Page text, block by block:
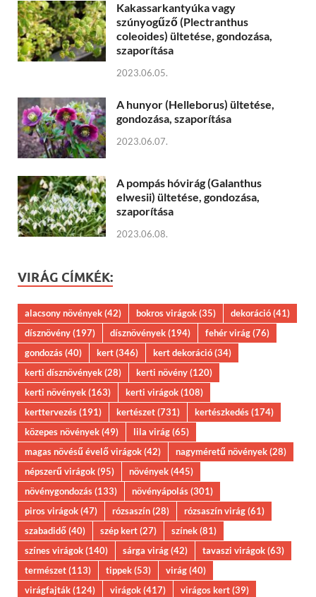
Kakassarkantyúka vagy
szúnyogűző (Plectranthus
coleoides) ültetése, gondozása,
szaporítása
2023.06.05.
A hunyor (Helleborus) ültetése,
gondozása, szaporítása
2023.06.07.
A pompás hóvirág (Galanthus
elwesii) ültetése, gondozása,
szaporítása
2023.06.08.
VIRÁG CÍMKÉK:
alacsony növények(42) bokros virágok(35) dekoráció(41)
dísznövény(197) dísznövények(194) fehér virág(76)
gondozás(40) kert(346) kert dekoráció(34)
kerti dísznövények(28) kerti növény(120)
kerti növények(163) kerti virágok(108)
kerttervezés(191) kertészet(731) kertészkedés(174)
közepes növények(49) lila virág(65)
magas növésű évelő virágok(42) nagyméretű növények(28)
népszerű virágok(95) növények(445)
növénygondozás(133) növényápolás(301)
piros virágok(47) rózsaszín(28) rózsaszín virág(61)
szabadidő(40) szép kert(27) színek(81)
színes virágok(140) sárga virág(42) tavaszi virágok(63)
természet(113) tippek(53) virág(40)
virágfajták(124) virágok(417) virágos kert(39)